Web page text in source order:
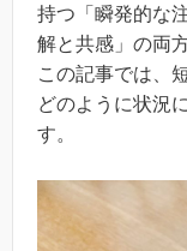
持つ「瞬発的な
解と共感」の両
この記事では、
どのように状況
す。